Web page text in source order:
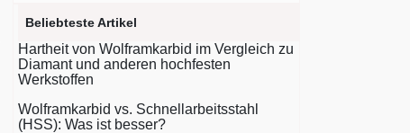
Beliebteste Artikel
Hartheit von Wolframkarbid im Vergleich zu
Diamant und anderen hochfesten
Werkstoffen
Wolframkarbid vs. Schnellarbeitsstahl
(HSS): Was ist besser?